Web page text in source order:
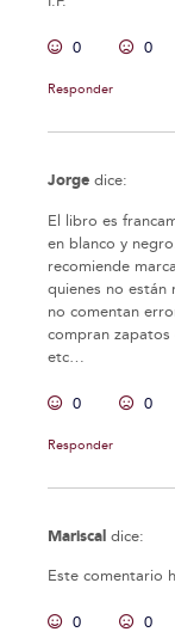
0 0
Responder
Jorge dice:
El libro es
en blanco y
recomiende
quienes no están
no comentan
compran zapatos
etc…
0 0
Responder
Mariscal dice:
Este comentario
0 0